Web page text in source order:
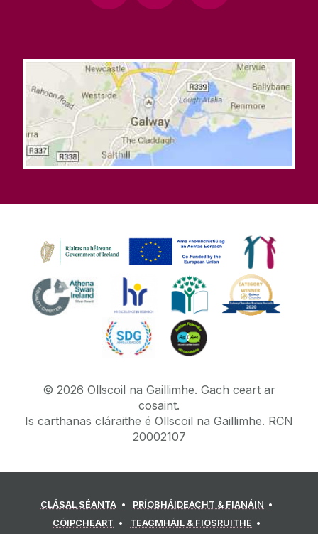
© 2026 Ollscoil na Gaillimhe. Gach ceart ar
cosaint.
Is carthanas cláraithe é Ollscoil na Gaillimhe. RCN
20002107
CLÁSAL SÉANTA
PRÍOBHÁIDEACHT & FIANÁIN
CÓIPCHEART
TEAGMHÁIL & FIOSRUITHE